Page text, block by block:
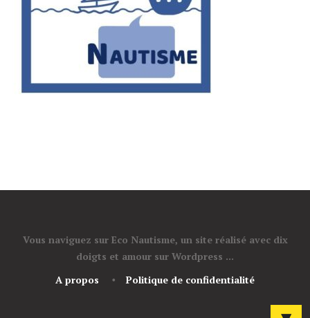
Vous naviguez sur Eco Nautisme, un site réalisé avec dix
doigts et amour sur Wordpress ...
A propos
Politique de confidentialité